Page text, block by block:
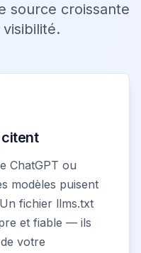
source croissante
ChatGPT ou
modèles puisent
fichier llms.txt
et fiable — ils
votre